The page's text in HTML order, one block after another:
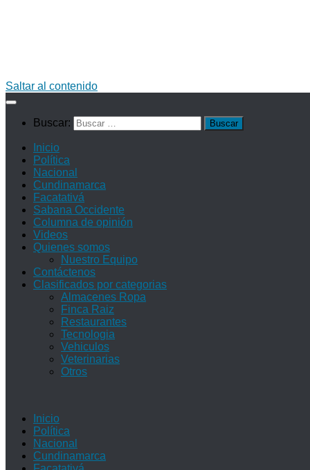
Saltar al contenido
Buscar:
Inicio
Política
Nacional
Cundinamarca
Facatativá
Sabana Occidente
Columna de opinión
Videos
Quienes somos
Nuestro Equipo
Contáctenos
Clasificados por categorias
Almacenes Ropa
Finca Raiz
Restaurantes
Tecnologia
Vehiculos
Veterinarias
Otros
Inicio
Política
Nacional
Cundinamarca